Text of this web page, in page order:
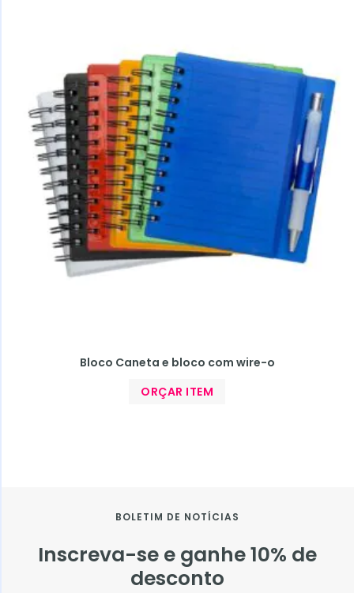
Bloco Caneta e bloco com wire-o
ORÇAR ITEM
BOLETIM DE NOTÍCIAS
Inscreva-se e ganhe 10% de
desconto